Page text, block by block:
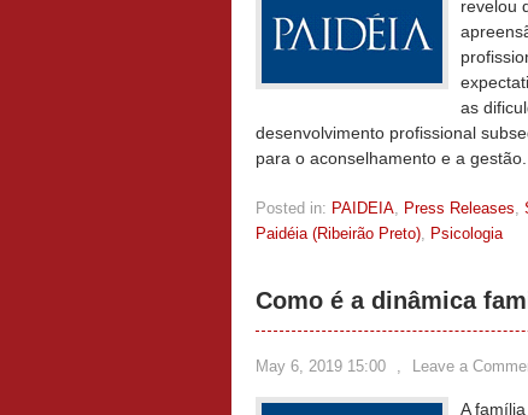
revelou
as
desenvolvimento profissional
para o aconselhamento e a gestão.
Posted in: PAIDEIA, Press Releases,
Paidéia (Ribeirão Preto), Psicologia
Como é a dinâmica
May 6, 2019 15:00 , Leave a
A